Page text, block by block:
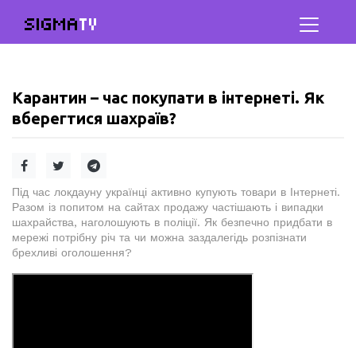
SIGMATV
Карантин – час покупати в інтернеті. Як
вберегтися шахраїв?
Під час локдауну українці активно купують товари в Інтернеті.
Разом із попитом на сайтах продажу частішають і випадки
шахрайства, наголошують в поліції. Як безпечно придбати в
мережі потрібну річ та чи можна заздалегідь розпізнати
брехливі оголошення?